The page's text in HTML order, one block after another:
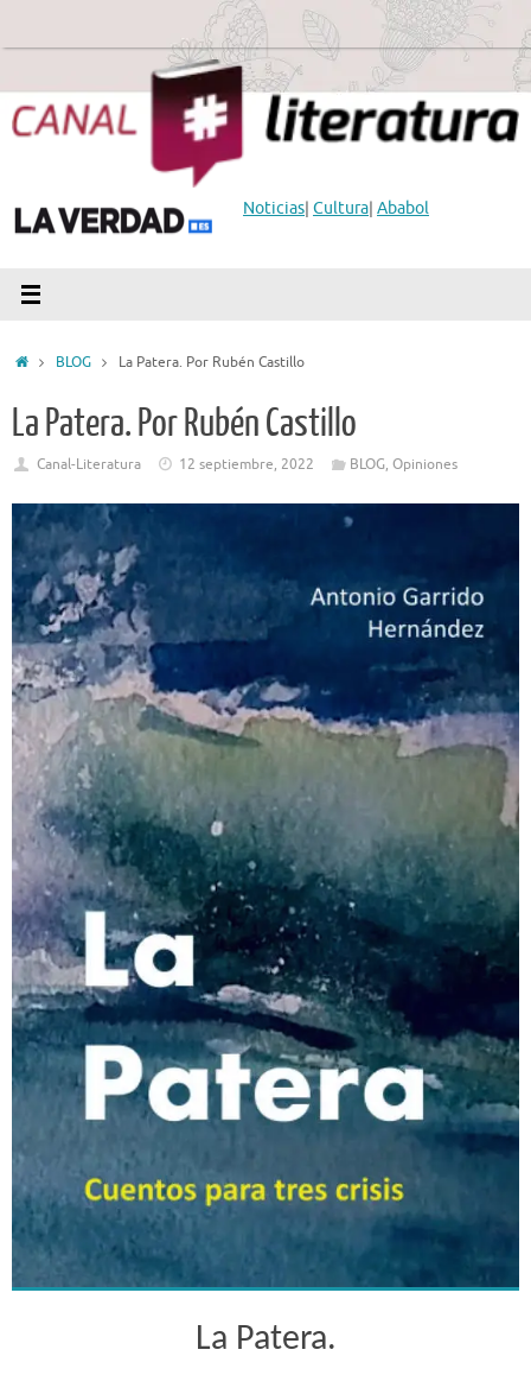
Noticias| Cultura| Ababol
InicioBLOG La Patera. Por Rubén Castillo
La Patera. Por Rubén Castillo
Canal-Literatura 12 septiembre, 2022 BLOG, Opiniones
La Patera.